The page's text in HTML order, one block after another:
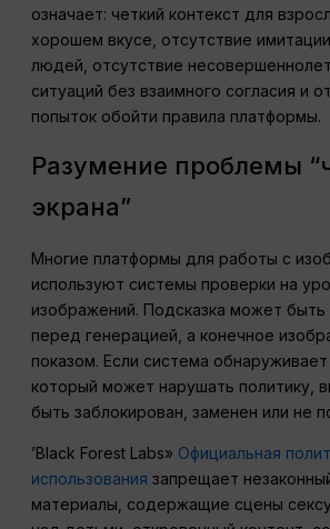
означает: четкий контекст для
хорошем вкусе, отсутствие
людей, отсутствие
ситуаций без взаимного согласия и
попыток обойти правила платформы.
Разумение проблемы
экрана”
Многие платформы для работы с
используют системы проверки на
изображений. Подсказка может быть
перед генерацией, а конечное
показом. Если система обнаруживает
который может нарушать политику,
быть заблокирован, заменен или не
’Black Forest Labs» Официальная
использования запрещает
материалы, содержащие сцены